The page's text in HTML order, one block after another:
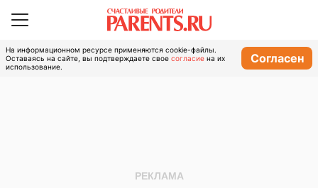
На информационном ресурсе применяются cookie-файлы.
Оставаясь на сайте, вы подтверждаете свое согласие на их
использование.
Согласен